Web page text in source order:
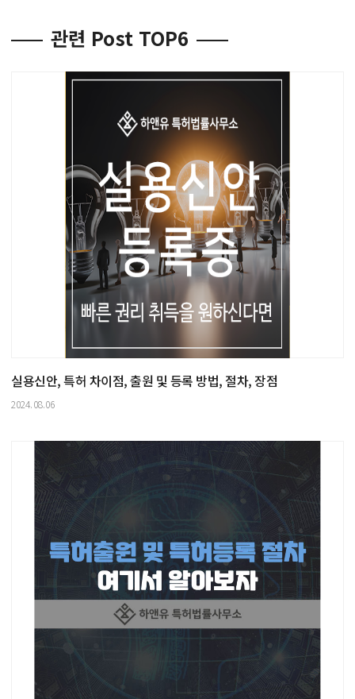
관련 Post TOP6
실용신안, 특허 차이점, 출원 및 등록 방법, 절차, 장점
2024.08.06